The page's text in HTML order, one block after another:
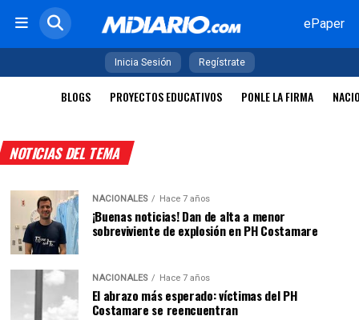
ePaper
Inicia Sesión Regístrate
BLOGS PROYECTOS EDUCATIVOS PONLE LA FIRMA
NOTICIAS DEL TEMA
NACIONALES Hace 7 años
¡Buenas noticias! Dan de alta a menor
sobreviviente de explosión en PH Costamare
NACIONALES Hace 7 años
El abrazo más esperado: víctimas del PH
Costamare se reencuentran